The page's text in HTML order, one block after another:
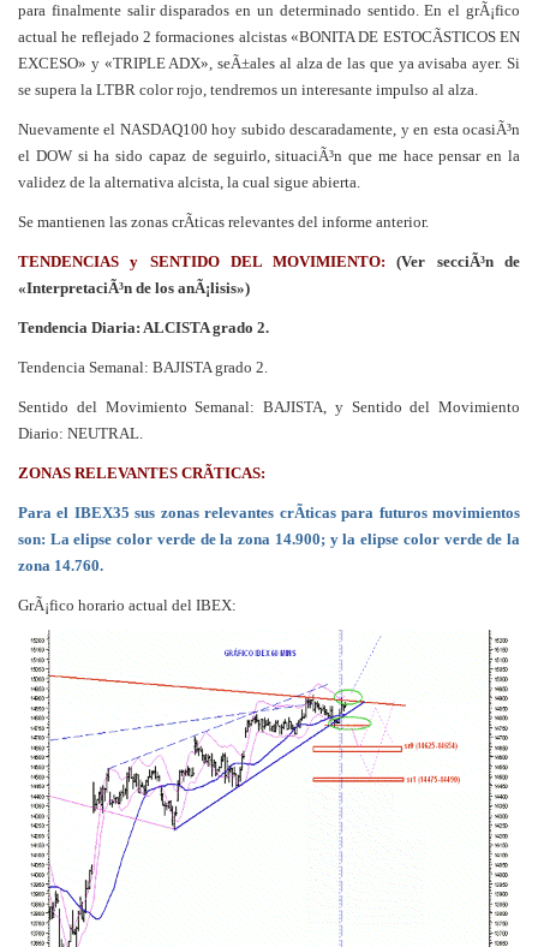
para finalmente salir disparados en un determinado sentido. En el grÃ¡fico
actual he reflejado 2 formaciones alcistas «BONITA DE ESTOCÃSTICOS EN
EXCESO» y «TRIPLE ADX», seÃ±ales al alza de las que ya avisaba ayer. Si
se supera la LTBR color rojo, tendremos un interesante impulso al alza.
Nuevamente el NASDAQ100 hoy subido descaradamente, y en esta ocasiÃ³n
el DOW si ha sido capaz de seguirlo, situaciÃ³n que me hace pensar en la
validez de la alternativa alcista, la cual sigue abierta.
Se mantienen las zonas crÃ­ticas relevantes del informe anterior.
TENDENCIAS y SENTIDO DEL MOVIMIENTO:(Ver secciÃ³n de
«InterpretaciÃ³n de los anÃ¡lisis»)
Tendencia Diaria: ALCISTA grado 2.
Tendencia Semanal: BAJISTA grado 2.
Sentido del Movimiento Semanal: BAJISTA, y Sentido del Movimiento
Diario: NEUTRAL.
ZONAS RELEVANTES CRÃTICAS:
Para el IBEX35 sus zonas relevantes crÃ­ticas para futuros movimientos
son: La elipse color verde de la zona 14.900; y la elipse color verde de la
zona 14.760.
GrÃ¡fico horario actual del IBEX: